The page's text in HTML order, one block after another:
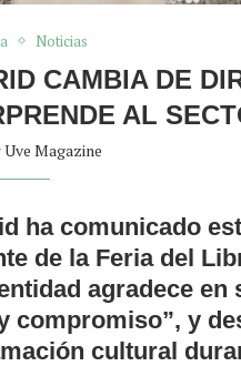
Noticias
CAMBIA DE
AL
Uve Magazine
ha comunicado
de la Feria del
agradece
compromiso”, y
cultural